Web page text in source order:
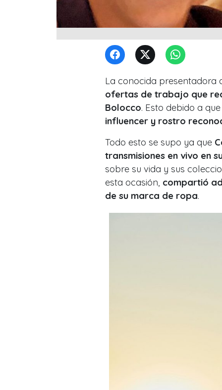
La conocida presentadora
ofertas de trabajo que
Bolocco. Esto debido a
influencer y rostro
Todo esto se supo ya que
transmisiones en vivo en
sobre su vida y sus
esta ocasión, compartió
de su marca de ropa.